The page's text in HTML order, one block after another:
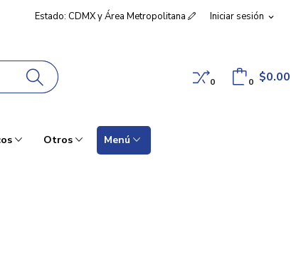
Iniciar sesión expand_more
Estado: CDMX y Área Metropolitana
0 $0.00
0
Otros Menú